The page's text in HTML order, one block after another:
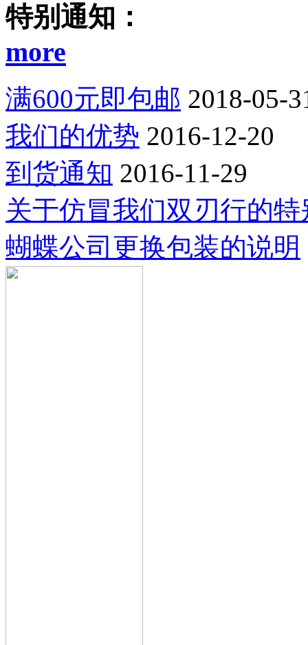
特别通知：
more
满600元即包邮 2018-05-
我们的优势 2016-12-20
到货通知 2016-11-29
关于仿冒我们双刃行的
蝴蝶公司更换包装的说明